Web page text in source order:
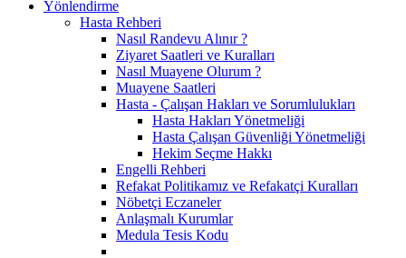
Yönlendirme
Hasta Rehberi
Nasıl Randevu Alınır ?
Ziyaret Saatleri ve Kuralları
Nasıl Muayene Olurum ?
Muayene Saatleri
Hasta - Çalışan Hakları ve Sorumlulukları
Hasta Hakları Yönetmeliği
Hasta Çalışan Güvenliği Yönetmeliği
Hekim Seçme Hakkı
Engelli Rehberi
Refakat Politikamız ve Refakatçi Kuralları
Nöbetçi Eczaneler
Anlaşmalı Kurumlar
Medula Tesis Kodu